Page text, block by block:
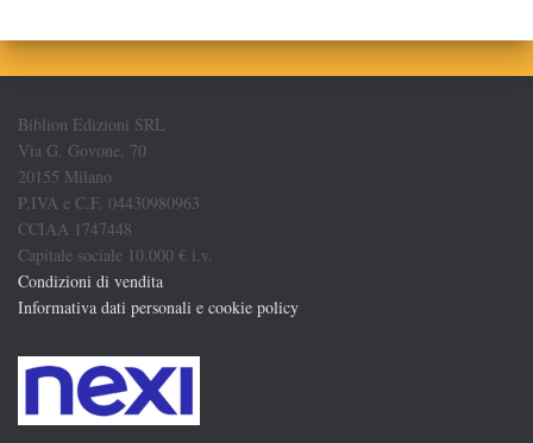
Biblion Edizioni SRL
Via G. Govone, 70
20155 Milano
P.IVA e C.F. 04430980963
CCIAA 1747448
Capitale sociale 10.000 € i.v.
Condizioni di vendita
Informativa dati personali e cookie policy